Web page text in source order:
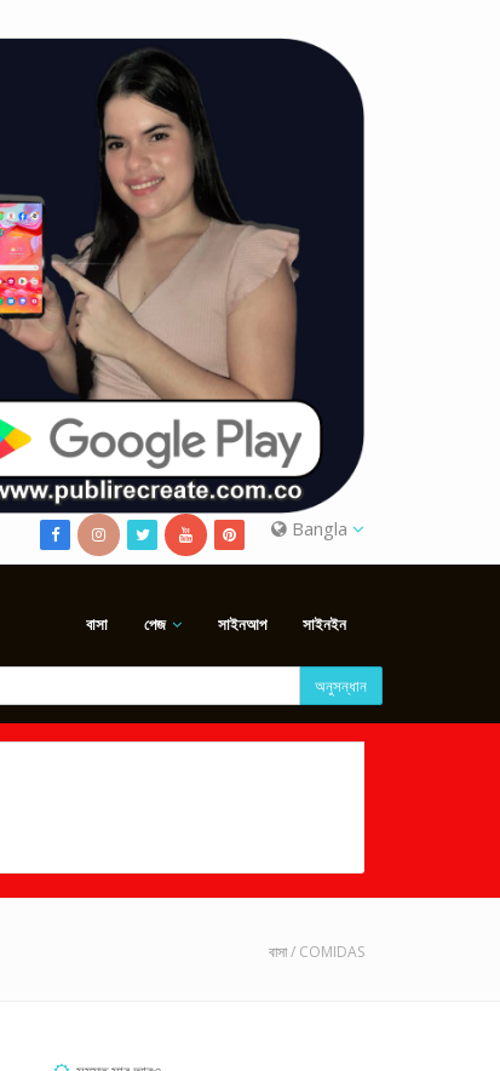
Bangla
বাসা পেজ সাইনআপ সাইনইন
অনুসন্ধান
বাসা/ COMIDAS